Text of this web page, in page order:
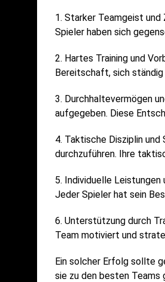
1. Starker Teamgeist
Spieler haben sich
2. Hartes Training und
Bereitschaft, sich ständig
3. Durchhaltevermögen
aufgegeben. Diese
4. Taktische Disziplin
durchzuführen. Ihre
5. Individuelle
Jeder Spieler hat sein
6. Unterstützung durch
Team motiviert und
Ein solcher Erfolg sollte
sie zu den besten Teams